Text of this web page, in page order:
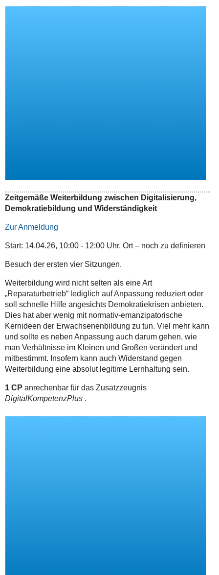
Zeitgemäße Weiterbildung zwischen Digitalisierung,
Demokratiebildung und Widerständigkeit
Zur Anmeldung
Start: 14.04.26, 10:00 - 12:00 Uhr, Ort – noch zu definieren
Besuch der ersten vier Sitzungen.
Weiterbildung wird nicht selten als eine Art
„Reparaturbetrieb“ lediglich auf Anpassung reduziert oder
soll schnelle Hilfe angesichts Demokratiekrisen anbieten.
Dies hat aber wenig mit normativ-emanzipatorische
Kernideen der Erwachsenenbildung zu tun. Viel mehr kann
und sollte es neben Anpassung auch darum gehen, wie
man Verhältnisse im Kleinen und Großen verändert und
mitbestimmt. Insofern kann auch Widerstand gegen
Weiterbildung eine absolut legitime Lernhaltung sein.
1 CP anrechenbar für das Zusatzzeugnis
DigitalKompetenzPlus .